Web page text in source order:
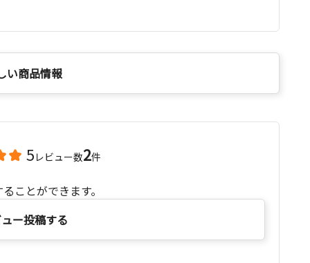
い商品情報
5 レビュー数2件
ことができます。
ー投稿する